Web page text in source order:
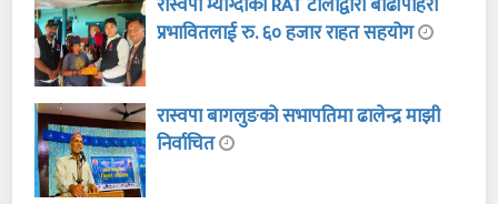
प्रभावितलाई रु. ६० हजार राहत सहयोग
रास्वपा बागलुङको सभापतिमा ढालेन्द्र माझी
निर्वाचित